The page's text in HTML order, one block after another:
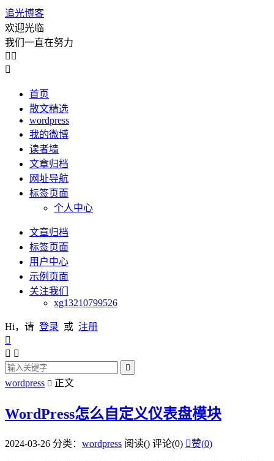
追光博客
欢迎光临
我们一直在努力
 

首页
散文精选
wordpress
我的微博
读者墙
文章归档
网址导航
标签页面
个人中心
文章归档
标签页面
用户中心
示例页面
关注我们
xg13210799526
Hi，请 登录 或 注册

 

wordpress  正文
WordPress怎么自定义仪表盘模块
2024-03-26 分类： wordpress 阅读() 评论(0) 赞(0)